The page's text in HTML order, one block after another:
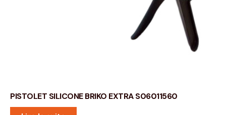
PISTOLET SILICONE BRIKO EXTRA S06011560